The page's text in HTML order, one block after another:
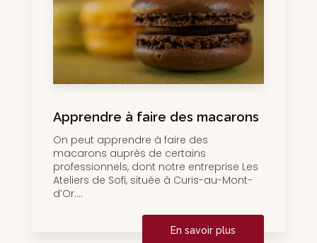
Apprendre à faire des macarons
On peut apprendre à faire des
macarons auprès de certains
professionnels, dont notre entreprise Les
Ateliers de Sofi, située à Curis-au-Mont-
d’Or....
En savoir plus